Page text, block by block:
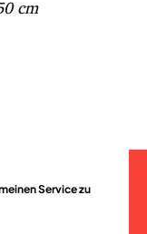
Service zu
cm